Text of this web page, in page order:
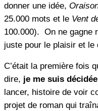
donner une idée,
25.000 mots et le Vent
100.000). On ne gagne
juste pour le plaisir et le
C’était la première fois
dire, je me suis
lancer, histoire de voir
projet de roman qui